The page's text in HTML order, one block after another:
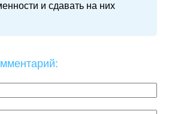
и сдавать на них